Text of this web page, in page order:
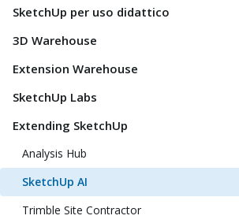
SketchUp per uso didattico
3D Warehouse
Extension Warehouse
SketchUp Labs
Extending SketchUp
Analysis Hub
SketchUp AI
Trimble Site Contractor